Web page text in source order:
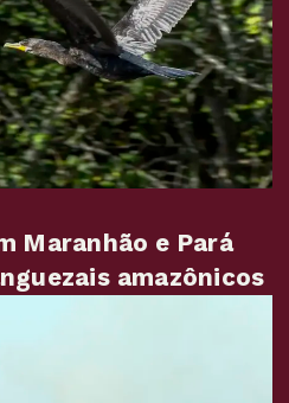
Maranhão e Pará
amazônicos